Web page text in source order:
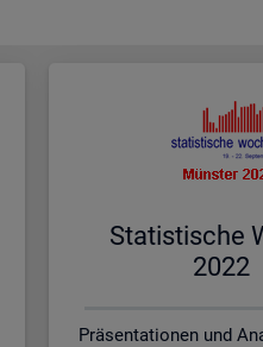
Sta­tis­ti­sche
2022
Präsentationen und